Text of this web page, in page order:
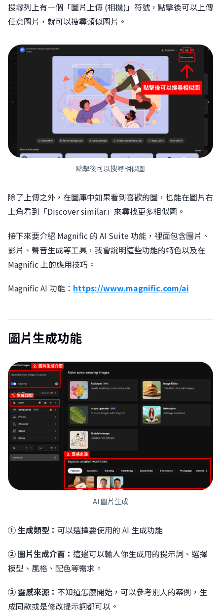
搜尋列上有一個「圖片上傳 (相機)」符號，點擊後可以上傳
任意圖片，就可以搜尋類似圖片。
點擊後可以搜尋相似圖
除了上傳之外，在圖庫中如果看到喜歡的圖，也能在圖片右
上角看到「Discover similar」來尋找更多相似圖。
接下來要介紹 Magnific 的 AI Suite 功能，裡面包含圖片、
影片、聲音生成等工具，我會說明這些功能的特色以及在
Magnific 上的應用技巧。
Magnific AI 功能： https://www.magnific.com/ai
圖片生成功能
AI 圖片生成
① 生成類型： 可以選擇要使用的 AI 生成功能
② 圖片生成介面： 這邊可以輸入你生成用的提示詞、選擇
模型、風格、配色等需求。
③ 靈感來源： 不知道怎麼開始，可以參考別人的案例，生
成同款或是修改提示詞都可以。